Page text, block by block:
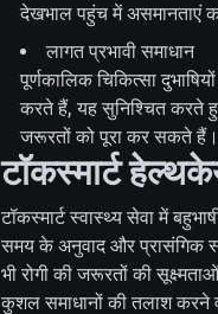
देखभाल पहुंच में असमानताएं
लागत प्रभावी समाधान
पूर्णकालिक चिकित्सा
करते हैं, यह सुनिश्चित करते
जरूरतों को पूरा कर सकते हैं।
टॉकस्मार्ट
टॉकस्मार्ट स्वास्थ्य सेवा में
समय के अनुवाद और प्रासंगिक
भी रोगी की जरूरतों की
कुशल समाधानों की तलाश करने